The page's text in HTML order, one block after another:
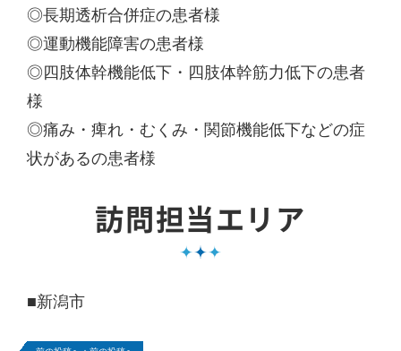
◎長期透析合併症の患者様
◎運動機能障害の患者様
◎四肢体幹機能低下・四肢体幹筋力低下の患者
様
◎痛み・痺れ・むくみ・関節機能低下などの症
状があるの患者様
訪問担当エリア
■新潟市